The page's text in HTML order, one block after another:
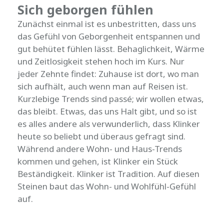
Sich geborgen fühlen
Zunächst einmal ist es unbestritten, dass uns
das Gefühl von Geborgenheit entspannen und
gut behütet fühlen lässt. Behaglichkeit, Wärme
und Zeitlosigkeit stehen hoch im Kurs. Nur
jeder Zehnte findet: Zuhause ist dort, wo man
sich aufhält, auch wenn man auf Reisen ist.
Kurzlebige Trends sind passé; wir wollen etwas,
das bleibt. Etwas, das uns Halt gibt, und so ist
es alles andere als verwunderlich, dass Klinker
heute so beliebt und überaus gefragt sind.
Während andere Wohn- und Haus-Trends
kommen und gehen, ist Klinker ein Stück
Beständigkeit. Klinker ist Tradition. Auf diesen
Steinen baut das Wohn- und Wohlfühl-Gefühl
auf.